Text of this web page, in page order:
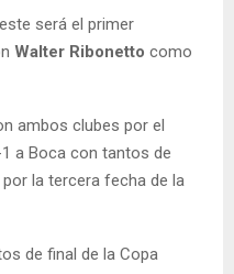
será el primer
Walter Ribonetto como
ambos clubes por el
a Boca con tantos de
la tercera fecha de la
de final de la Copa